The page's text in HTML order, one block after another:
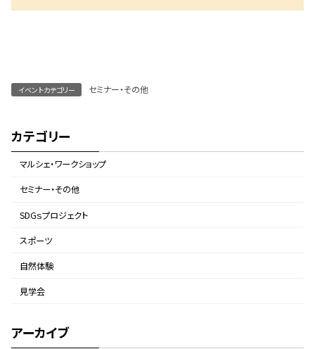
イベントカテゴリー セミナー・その他
カテゴリー
マルシェ・ワークショップ
セミナー・その他
SDGｓプロジェクト
スポーツ
自然体験
見学会
アーカイブ